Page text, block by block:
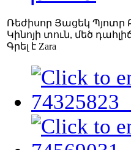
Ռեժիսոր Յացեկ Պյոտր
Կինոյի տուն, մեծ դահլիճ,
Գրել է Zara